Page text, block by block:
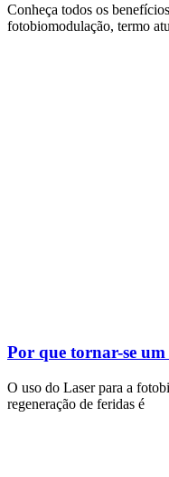
Conheça todos os
fotobiomodulação, termo
Por que tornar-se
O uso do Laser para a
regeneração de feridas é